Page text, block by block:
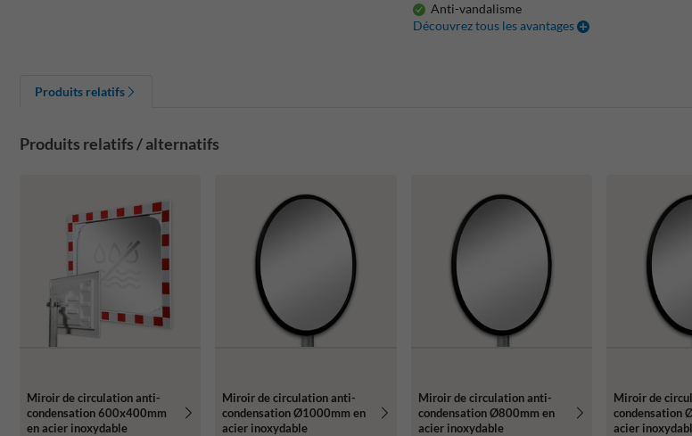
Anti-vandalisme
Découvrez tous les avantages
Produits relatifs
Produits relatifs / alternatifs
Miroir de circulation anti-
condensation 600x400mm
en acier inoxydable
Miroir de circulation anti-
condensation Ø1000mm en
acier inoxydable
Miroir de circulation anti-
condensation Ø800mm en
acier inoxydable
Miroir de
condensation
acier